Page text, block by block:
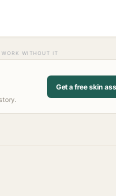
WITHOUT IT
Get a free skin